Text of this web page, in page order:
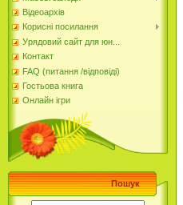
Відеоархів
Корисні посилання
Урядовий сайт для юн...
Контакт
FAQ (питання /відповіді)
Гостьова книга
Онлайн ігри
Пошук